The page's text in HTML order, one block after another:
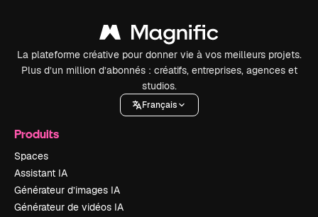
La plateforme créative pour donner vie à vos meilleurs projets.
Plus d’un million d’abonnés : créatifs, entreprises, agences et
studios.
Français
Produits
Spaces
Assistant IA
Générateur d’images IA
Générateur de vidéos IA